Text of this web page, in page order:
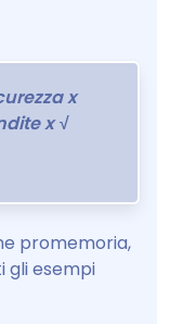
x
x √
promemoria,
gli esempi